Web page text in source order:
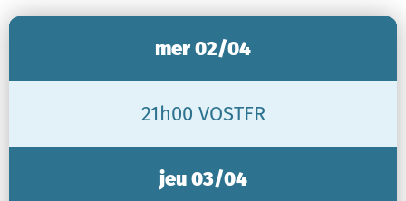
mer 02/04
21h00 VOSTFR
jeu 03/04